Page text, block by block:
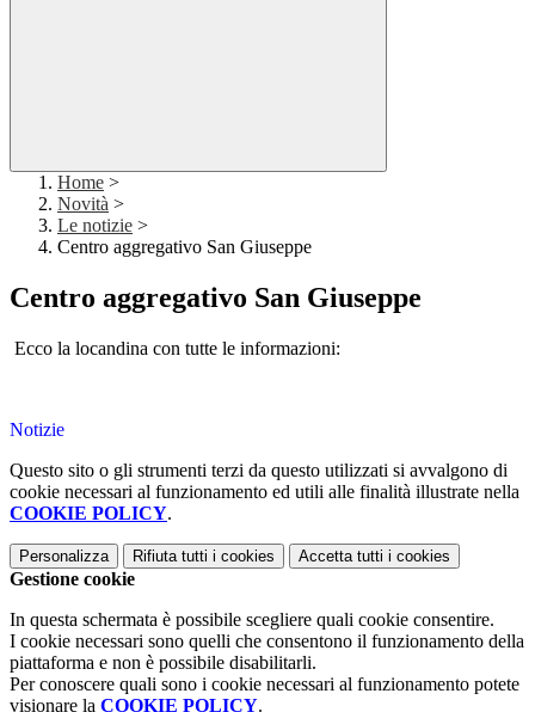
Home >
Novità >
Le notizie >
Centro aggregativo San Giuseppe
Centro aggregativo San Giuseppe
Ecco la locandina con tutte le informazioni:
Notizie
Questo sito o gli strumenti terzi da questo utilizzati si avvalgono di
cookie necessari al funzionamento ed utili alle finalità illustrate nella
COOKIE POLICY.
Personalizza Rifiuta tutti i cookies Accetta tutti i cookies
Gestione cookie
In questa schermata è possibile scegliere quali cookie consentire.
I cookie necessari sono quelli che consentono il funzionamento della
piattaforma e non è possibile disabilitarli.
Per conoscere quali sono i cookie necessari al funzionamento potete
visionare la COOKIE POLICY.